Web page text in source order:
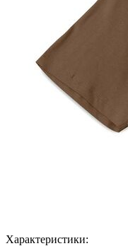
Характеристики: